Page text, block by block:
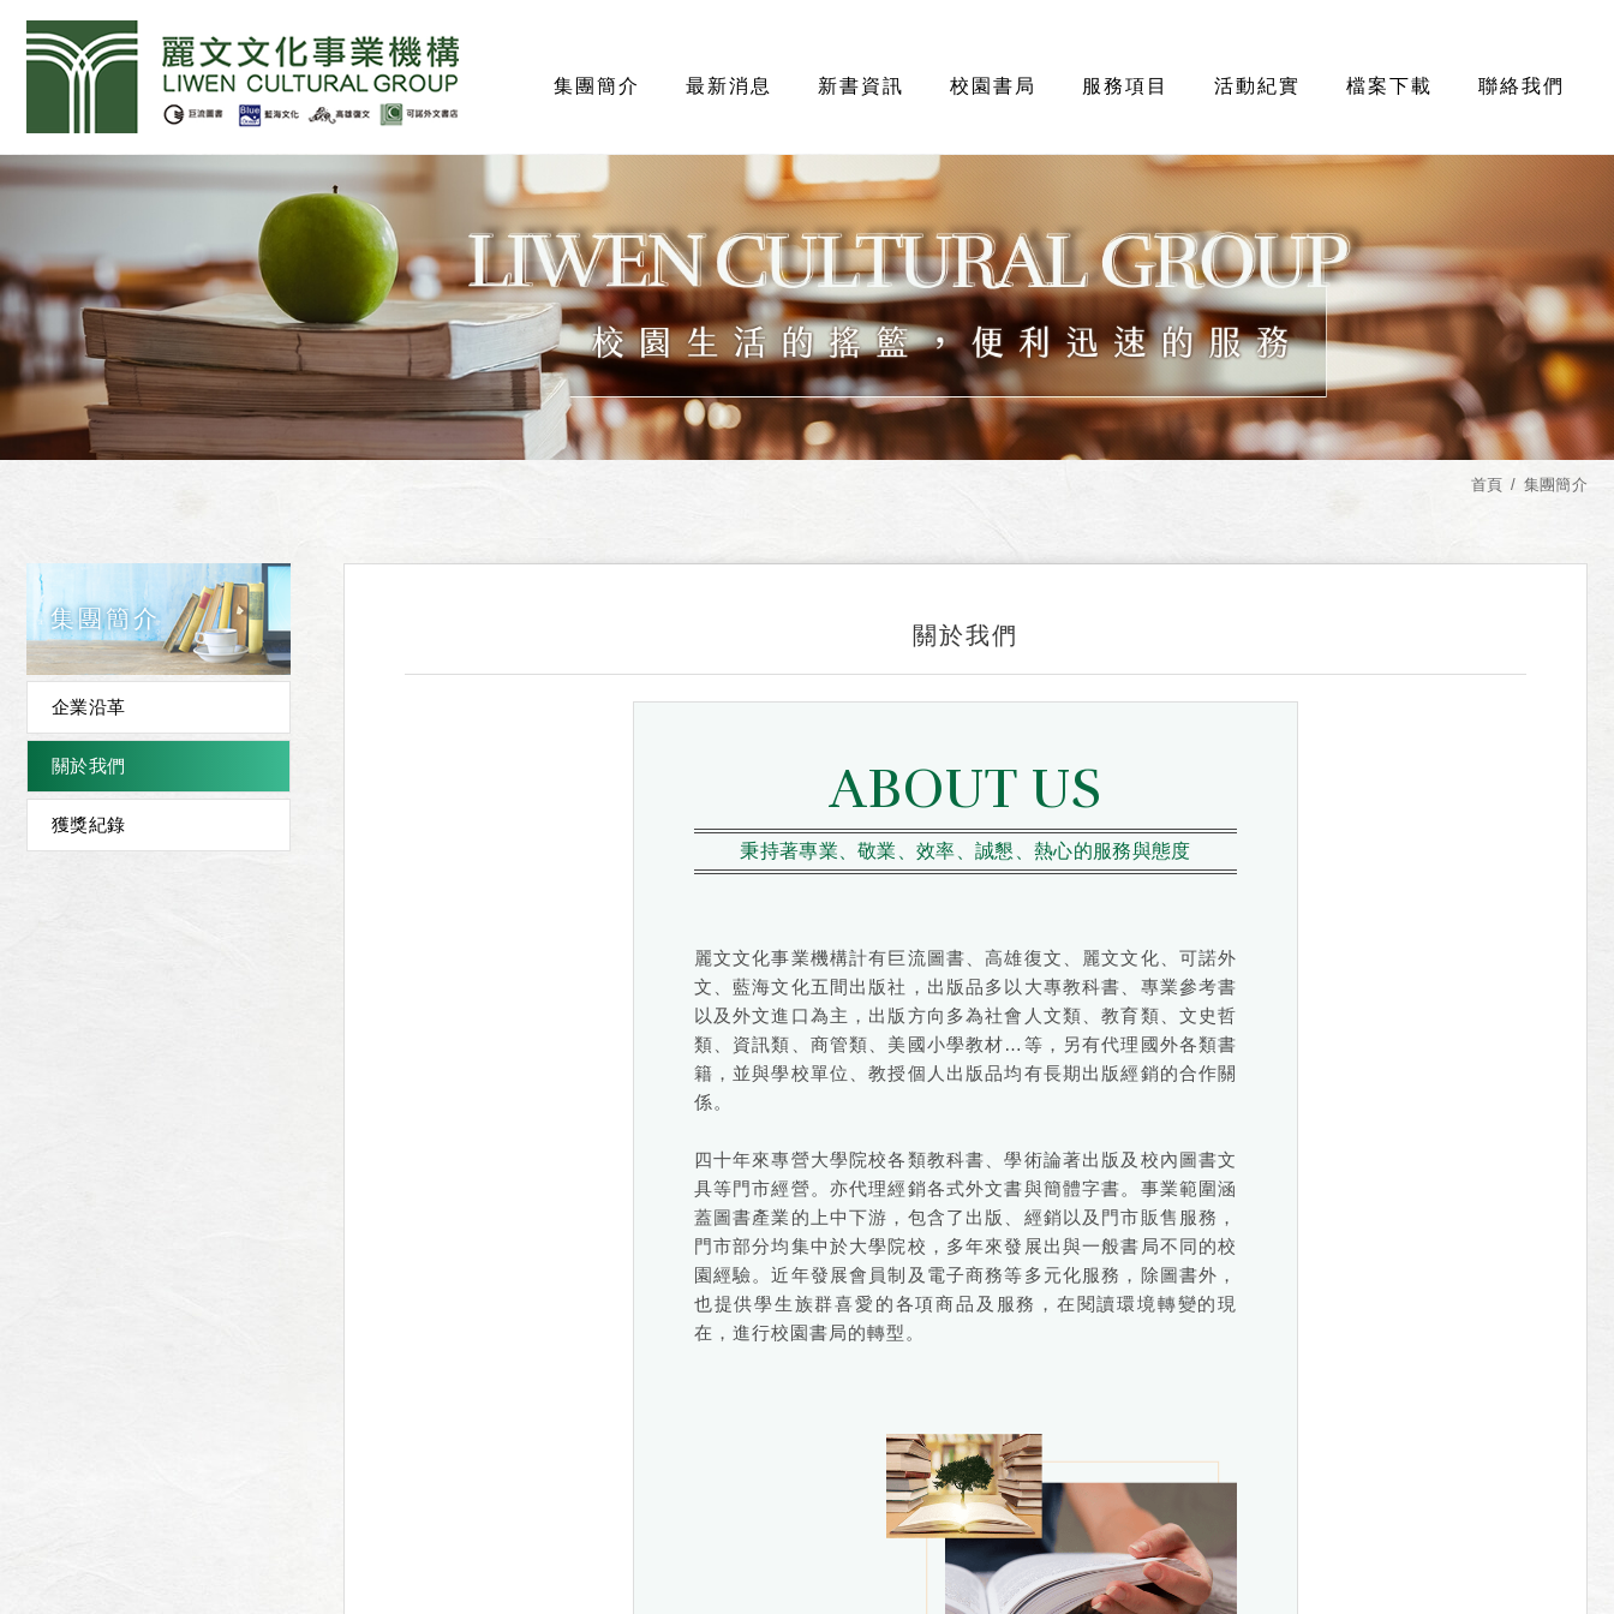
集團簡介 最新消息 新書資訊 校園書局 服務項目 活動紀實 檔案下載 聯絡我們
首頁 集團簡介
集團簡介
企業沿革
關於我們
獲獎紀錄
關於我們
ABOUT US
秉持著專業、敬業、效率、誠懇、熱心的服務與態度
麗文文化事業機構計有巨流圖書、高雄復文、麗文文化、可諾外
文、藍海文化五間出版社，出版品多以大專教科書、專業參考書
以及外文進口為主，出版方向多為社會人文類、教育類、文史哲
類、資訊類、商管類、美國小學教材…等，另有代理國外各類書
籍，並與學校單位、教授個人出版品均有長期出版經銷的合作關
係。
四十年來專營大學院校各類教科書、學術論著出版及校內圖書文
具等門市經營。亦代理經銷各式外文書與簡體字書。事業範圍涵
蓋圖書產業的上中下游，包含了出版、經銷以及門市販售服務，
門市部分均集中於大學院校，多年來發展出與一般書局不同的校
園經驗。近年發展會員制及電子商務等多元化服務，除圖書外，
也提供學生族群喜愛的各項商品及服務，在閱讀環境轉變的現
在，進行校園書局的轉型。